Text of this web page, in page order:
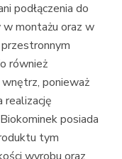
podłączenia do
montażu oraz w
również
wnętrz, ponieważ
posiada
tym